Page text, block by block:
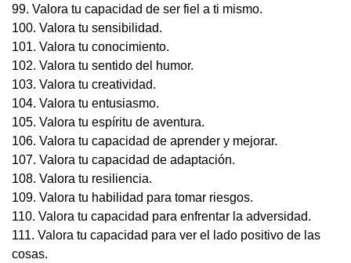
99. Valora tu capacidad de ser fiel a ti mismo.
100. Valora tu sensibilidad.
101. Valora tu conocimiento.
102. Valora tu sentido del humor.
103. Valora tu creatividad.
104. Valora tu entusiasmo.
105. Valora tu espíritu de aventura.
106. Valora tu capacidad de aprender y mejorar.
107. Valora tu capacidad de adaptación.
108. Valora tu resiliencia.
109. Valora tu habilidad para tomar riesgos.
110. Valora tu capacidad para enfrentar la adversidad.
111. Valora tu capacidad para ver el lado positivo de las
cosas.